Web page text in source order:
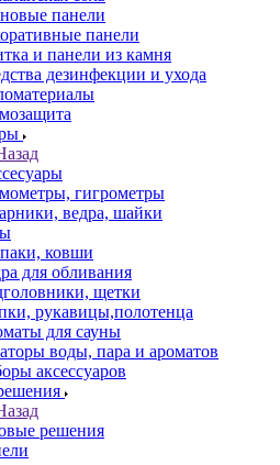
панели
панели
и панели из камня
дезинфекции и ухода
гигрометры
ведра, шайки
ковши
для обливания
щетки
рукавицы,полотенца
для сауны
воды, пара и ароматов
аксессуаров
решения